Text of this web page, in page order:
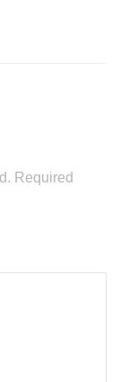
Required